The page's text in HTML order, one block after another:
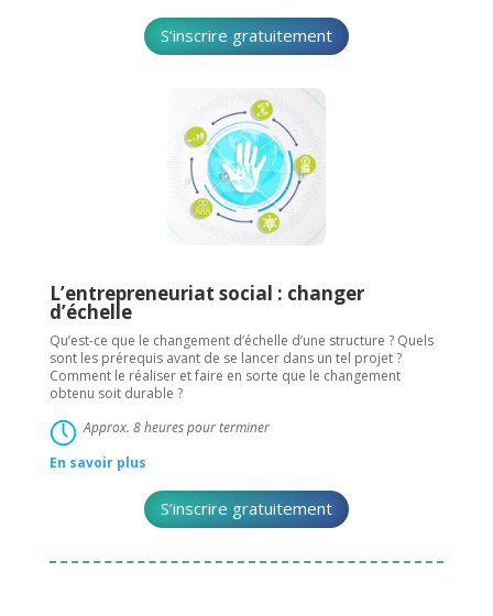
S’inscrire gratuitement
L’entrepreneuriat social : changer
d’échelle
Qu’est-ce que le changement d’échelle d’une structure ? Quels
sont les prérequis avant de se lancer dans un tel projet ?
Comment le réaliser et faire en sorte que le changement
obtenu soit durable ?
Approx. 8 heures pour terminer
En savoir plus
S’inscrire gratuitement